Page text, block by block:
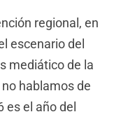
regional, en
escenario del
mediático de la
no hablamos de
es el año del